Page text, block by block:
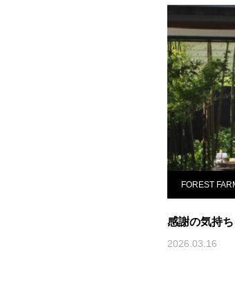
FOREST
感謝の気持
2026.03.16